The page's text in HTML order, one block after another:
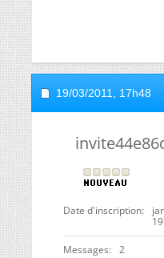
19/03/2011, 17h48
Date d'inscription
Messages 2